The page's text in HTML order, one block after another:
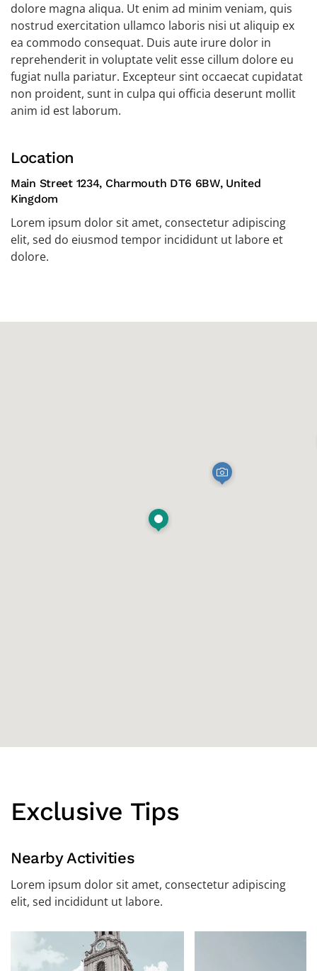
dolore magna aliqua. Ut enim ad minim veniam, quis
nostrud exercitation ullamco laboris nisi ut aliquip ex
ea commodo consequat. Duis aute irure dolor in
reprehenderit in voluptate velit esse cillum dolore eu
fugiat nulla pariatur. Excepteur sint occaecat cupidatat
non proident, sunt in culpa qui officia deserunt mollit
anim id est laborum.
Location
Main Street 1234, Charmouth DT6 6BW, United
Kingdom
Lorem ipsum dolor sit amet, consectetur adipiscing
elit, sed do eiusmod tempor incididunt ut labore et
dolore.
Exclusive Tips
Nearby Activities
Lorem ipsum dolor sit amet, consectetur adipiscing
elit, sed incididunt ut labore.